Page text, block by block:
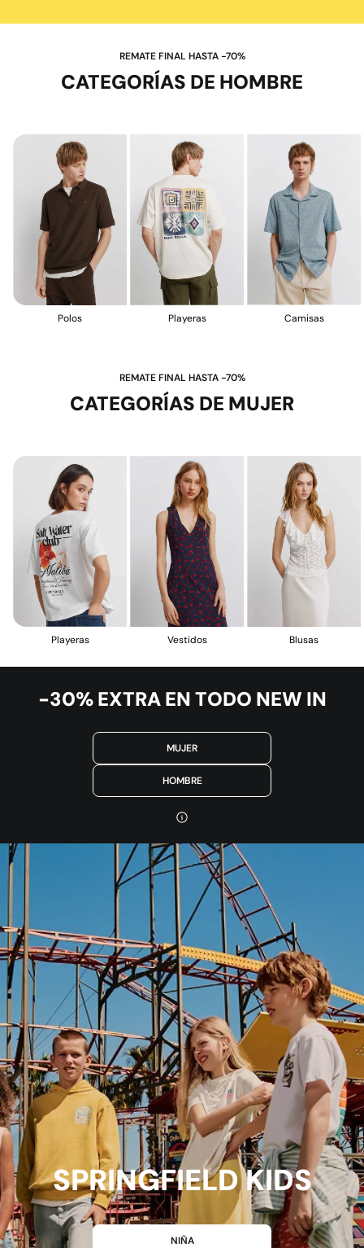
REMATE FINAL HASTA -70%
CATEGORÍAS DE HOMBRE
Polos Playeras Camisas
REMATE FINAL HASTA -70%
CATEGORÍAS DE MUJER
Playeras Vestidos Blusas
-30% EXTRA EN TODO NEW IN
MUJER
HOMBRE
SPRINGFIELD KIDS
NIÑA